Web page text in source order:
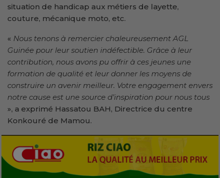
situation de handicap aux métiers de layette,
couture, mécanique moto, etc.
« Nous tenons à remercier chaleureusement AGL
Guinée pour leur soutien indéfectible. Grâce à leur
contribution, nous avons pu offrir à ces jeunes une
formation de qualité et leur donner les moyens de
construire un avenir meilleur. Votre engagement envers
notre cause est une source d’inspiration pour nous tous
», a exprimé Hassatou BAH, Directrice du centre
Konkouré de Mamou.